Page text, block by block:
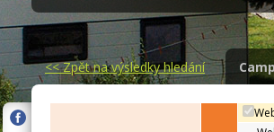
<<Zpět na výsledky hledání